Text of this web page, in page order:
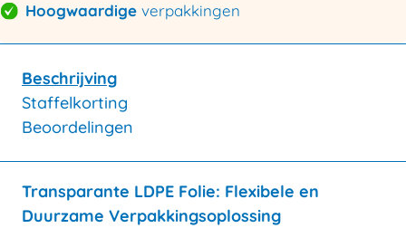
Hoogwaardige verpakkingen
Beschrijving
Staffelkorting
Beoordelingen
Transparante LDPE Folie: Flexibele en
Duurzame Verpakkingsoplossing